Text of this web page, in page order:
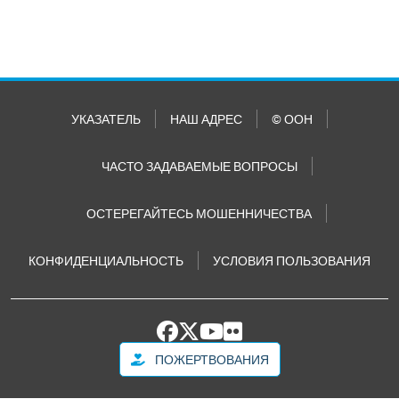
УКАЗАТЕЛЬ НАШ АДРЕС © ООН
ЧАСТО ЗАДАВАЕМЫЕ ВОПРОСЫ
ОСТЕРЕГАЙТЕСЬ МОШЕННИЧЕСТВА
КОНФИДЕНЦИАЛЬНОСТЬ УСЛОВИЯ ПОЛЬЗОВАНИЯ
ПОЖЕРТВОВАНИЯ